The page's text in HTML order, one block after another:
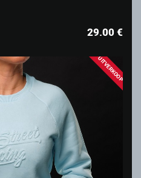
29.00€
UITVERKOOP